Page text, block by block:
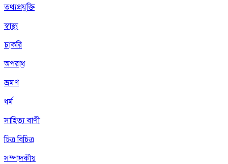
তথ্যপ্রযুক্তি
স্বাস্থ্য
চাকরি
অপরাধ
ভ্রমণ
ধর্ম
সাহিত্য বাণী
চিত্র বিচিত্র
সম্পাদকীয়